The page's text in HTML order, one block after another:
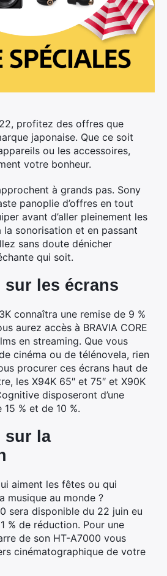
profitez des offres que
japonaise. Que ce soit
ou les accessoires,
votre bonheur.
à grands pas. Sony
panoplie d’offres en tout
avant d’aller pleinement les
la sonorisation et en passant
sans doute dénicher
qui soit.
sur les écrans
connaîtra une remise de 9 %
aurez accès à BRAVIA CORE
en streaming. Que vous
cinéma ou de télénovela, rien
procurer ces écrans haut de
les X94K 65″ et 75″ et X90K
disposeront d’une
% et de 10 %.
sur la
aiment les fêtes ou qui
musique au monde ?
sera disponible du 22 juin eu
% de réduction. Pour une
de son HT-A7000 vous
cinématographique de votre